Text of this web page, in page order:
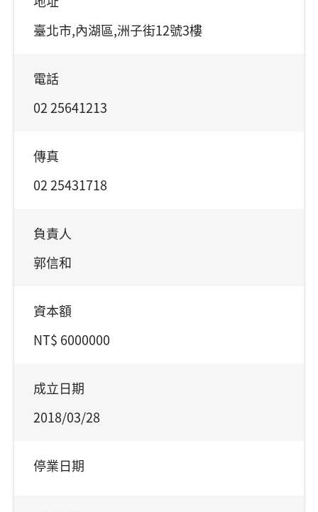
臺北市,內湖區,洲子街12號3樓
電話
02 25641213
傳真
02 25431718
負責人
郭信和
資本額
NT$ 6000000
成立日期
2018/03/28
停業日期